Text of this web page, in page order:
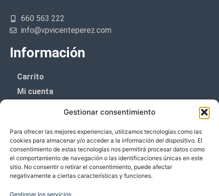
Gestionar consentimiento
Para ofrecer las mejores experiencias, utilizamos tecnologías como las
cookies para almacenar y/o acceder a la información del dispositivo. El
consentimiento de estas tecnologías nos permitirá procesar datos como
el comportamiento de navegación o las identificaciones únicas en este
sitio. No consentir o retirar el consentimiento, puede afectar
negativamente a ciertas características y funciones.
Gestionar los servicios
660 563 222
info@vpvicenteperez.com
Información
Carrito
Mi cuenta
Política de cookies (UE)
Boletín de noticias
¡¡Suscríbete y prometemos no dar mucho el